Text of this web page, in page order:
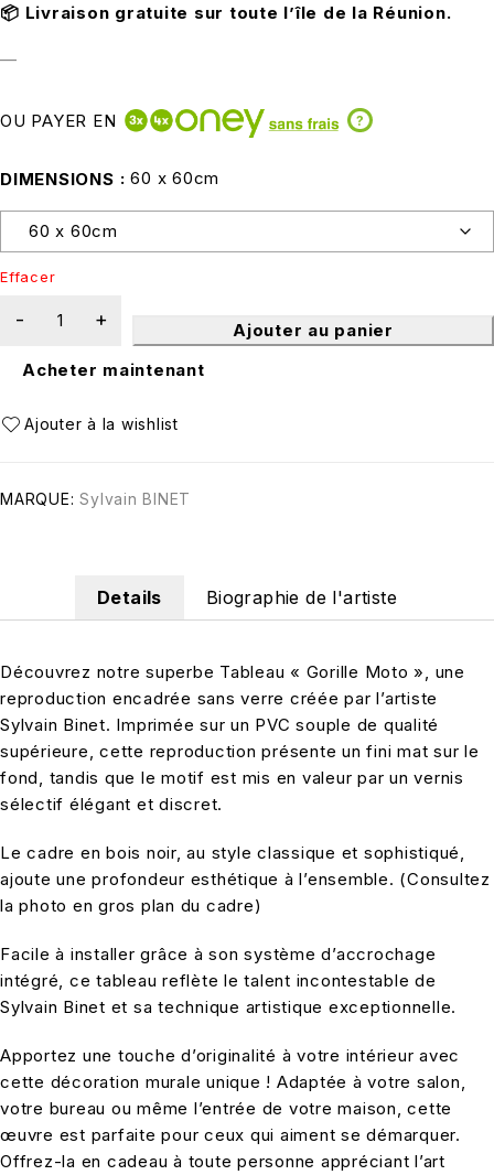
📦 Livraison gratuite sur toute l’île de la Réunion.
—
OU PAYER EN ?
DIMENSIONS 60 x 60cm
Effacer
Ajouter au panier
Acheter maintenant
MARQUE: Sylvain BINET
Details Biographie de l'artiste
Découvrez notre superbe Tableau « Gorille Moto », une
reproduction encadrée sans verre créée par l’artiste
Sylvain Binet. Imprimée sur un PVC souple de qualité
supérieure, cette reproduction présente un fini mat sur le
fond, tandis que le motif est mis en valeur par un vernis
sélectif élégant et discret.
Le cadre en bois noir, au style classique et sophistiqué,
ajoute une profondeur esthétique à l’ensemble. (Consultez
la photo en gros plan du cadre)
Facile à installer grâce à son système d’accrochage
intégré, ce tableau reflète le talent incontestable de
Sylvain Binet et sa technique artistique exceptionnelle.
Apportez une touche d’originalité à votre intérieur avec
cette décoration murale unique ! Adaptée à votre salon,
votre bureau ou même l’entrée de votre maison, cette
œuvre est parfaite pour ceux qui aiment se démarquer.
Offrez-la en cadeau à toute personne appréciant l’art